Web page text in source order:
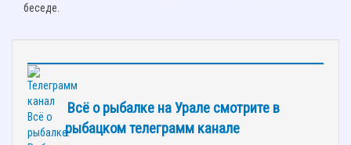
беседе.
Всё о рыбалке на Урале смотрите в
рыбацком телеграмм канале